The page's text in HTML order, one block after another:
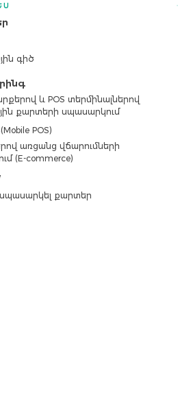
գիծ
և POS տերմինալներով
քարտերի սպասարկում
POS)
առցանց վճարումների
(E-commerce)
քարտեր